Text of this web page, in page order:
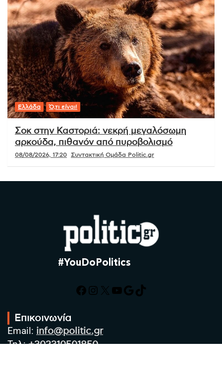
Ελλάδα Ό,τι είναι!
Σοκ στην Καστοριά: νεκρή μεγαλόσωμη
αρκούδα, πιθανόν από πυροβολισμό
08/08/2026, 17:20 Συντακτική Ομάδα Politic.gr
#YouDoPolitics
Facebook
Instagram
X YouTube
Google
TikTok
Επικοινωνία
Email: info@politic.gr
Τηλ:+302310501850